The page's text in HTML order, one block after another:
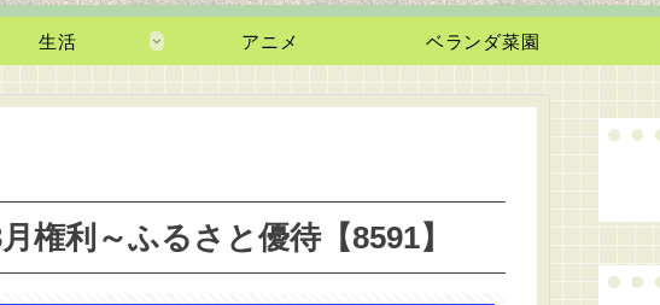
生活 アニメ ベランダ菜園
権利～ふるさと優待【8591】